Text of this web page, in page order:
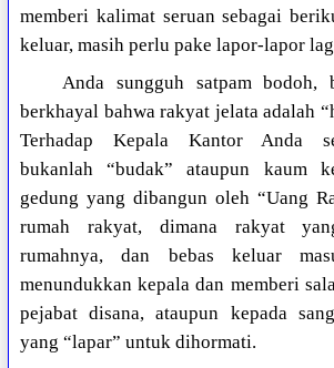
memberi kalimat seruan sebagai
keluar, masih perlu pake lapor-lapor
Anda sungguh satpam bodoh,
berkhayal bahwa rakyat jelata adalah
Terhadap Kepala Kantor Anda
bukanlah “budak” ataupun kaum
gedung yang dibangun oleh “Uang
rumah rakyat, dimana rakyat
rumahnya, dan bebas keluar
menundukkan kepala dan memberi
pejabat disana, ataupun kepada
yang “lapar” untuk dihormati.